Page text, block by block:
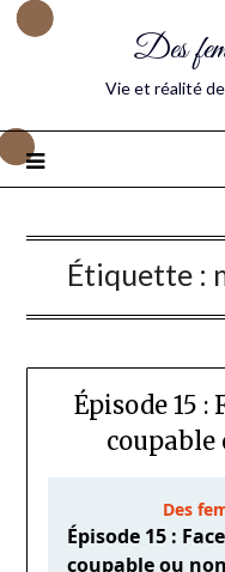
Des
Vie et réalité
Étiquette :
Épisode 15 :
coupable